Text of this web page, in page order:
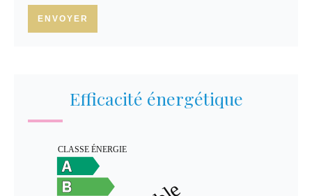
ENVOYER
Efficacité énergétique